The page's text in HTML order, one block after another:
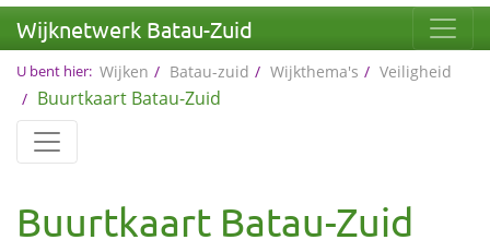
Wijknetwerk Batau-Zuid
U bent hier: Wijken Batau-zuid Wijkthema's Veiligheid
Buurtkaart Batau-Zuid
Buurtkaart Batau-Zuid